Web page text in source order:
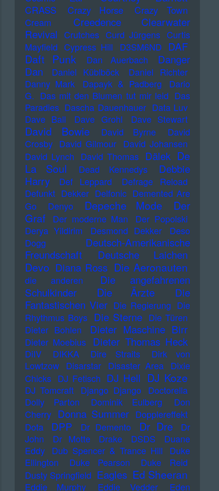
CRASS Crazy Horse Crazy Town
Cream
Creedence Clearwater
Revival
Crutches Curd Jürgens Curtis
Mayfield Cypress Hill D3SM6ND DAF
Daft Punk Dan Auerbach
Danger
Dan
Daniel Küblböck
Daniel Richter
Danny Mark
Dapayk & Padberg
Dario
G. Das mit den Blumen tut mir leid Das
Paradies Dascha Dauenhauer Data Luv
Dave Ball
Dave Grohl Dave Stewart
David Bowie David Byrne
David
Crosby David Gilmour David Johansen
David Lynch David Thomas Dälek De
La Soul
Dead Kennedys
Debbie
Harry
Def Leppard
Defrage Reload
Defunkt Dekker Delfonic Demented Are
Go
Denyo Depeche Mode
Der
Graf
Der moderne Man
Der Popolski
Derya Yildirim
Desmond Dekker
Deso
Dogg
Deutsch-Amerikanische
Freundschaft
Deutsche Laichen
Devo Diana Ross Die Aeronauten
die anderen
Die angefahrenen
Schulkinder
Die Ärzte
Die
Fantastischen Vier Die Regierung Die
Rhythmus Boys Die Sterne Die Türen
Dieter Bohlen
Dieter Maschine Birr
Dieter Moebius Dieter Thomas Heck
DiIV DIKKA Dire Straits
Dirk von
Lowtzow
Disarstar Disaster Area
Dixie
Chicks DJ Fetisch DJ Hell DJ Koze
DJ Tomcraft Django Django
Doctorella
Dolly Parton
Dominik Eulberg
Don
Cherry Donna Summer Dopplereffekt
Dota
DPP Dr Demento Dr Dre
Dr
John
Dr Motte Drake DSDS
Duane
Eddy
Dub Spencer & Trance Hill
Duke
Ellington
Duke Pearson
Duke Reid
Dusty Springfield Eagles Ed Sheeran
Eddie Murphy Eddie Vedder
Eden